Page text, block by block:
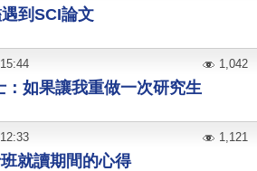
到SCI論文
：如果讓我重做一次研究生
1,042
就讀期間的心得
1,121